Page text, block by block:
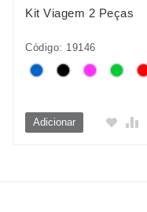
Kit Viagem 2 Peças
Código: 19146
Adicionar